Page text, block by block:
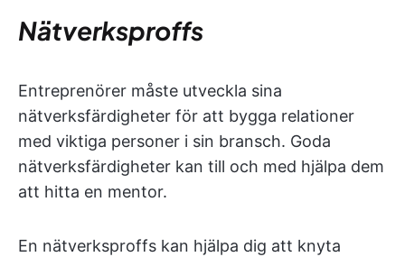
Nätverksproffs
Entreprenörer måste utveckla sina
nätverksfärdigheter för att bygga relationer
med viktiga personer i sin bransch. Goda
nätverksfärdigheter kan till och med hjälpa dem
att hitta en mentor.
En nätverksproffs kan hjälpa dig att knyta